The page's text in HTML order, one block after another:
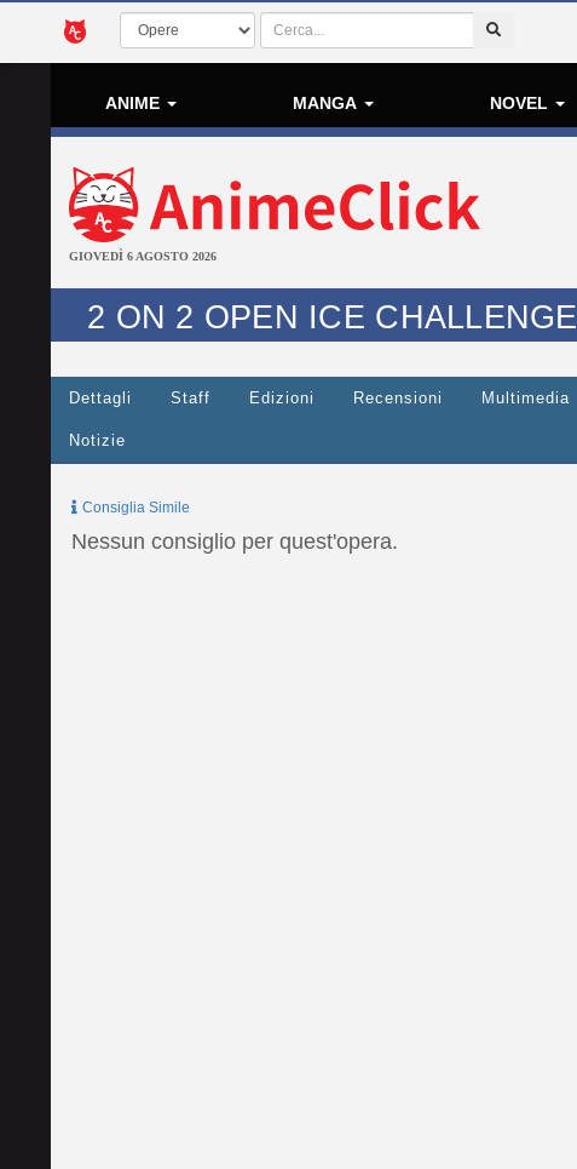
ANIME MANGA NOVEL
GIOVEDÌ 6 AGOSTO 2026
2 ON 2 OPEN ICE CHALLENGE
Dettagli Staff Edizioni Recensioni Multimedia
Notizie
Consiglia Simile
Nessun consiglio per quest'opera.